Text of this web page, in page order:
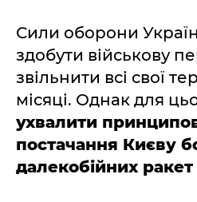
Сили оборони
здобути військову
звільнити всі свої
місяці. Однак для
ухвалити
постачання Києву
далекобійних ракет